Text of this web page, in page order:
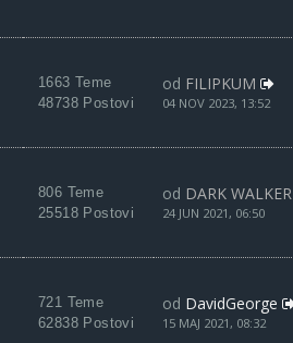
1663 Teme
48738 Postovi
od FILIPKUM
04 NOV 2023, 13:52
806 Teme
25518 Postovi
od DARK WALKER
24 JUN 2021, 06:50
721 Teme
62838 Postovi
od DavidGeorge
15 MAJ 2021, 08:32